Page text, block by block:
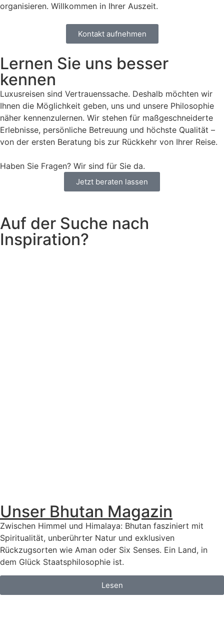
organisieren. Willkommen in Ihrer Auszeit.
Kontakt aufnehmen
Lernen Sie uns besser
kennen
Luxusreisen sind Vertrauenssache. Deshalb möchten wir
Ihnen die Möglichkeit geben, uns und unsere Philosophie
näher kennenzulernen. Wir stehen für maßgeschneiderte
Erlebnisse, persönliche Betreuung und höchste Qualität –
von der ersten Beratung bis zur Rückkehr von Ihrer Reise.
Haben Sie Fragen? Wir sind für Sie da.
Jetzt beraten lassen
Auf der Suche nach
Inspiration?
Unser Bhutan Magazin
Zwischen Himmel und Himalaya: Bhutan fasziniert mit
Spiritualität, unberührter Natur und exklusiven
Rückzugsorten wie Aman oder Six Senses. Ein Land, in
dem Glück Staatsphilosophie ist.
Lesen